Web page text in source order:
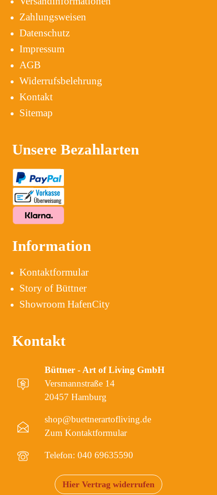
Zahlungsweisen
Datenschutz
Impressum
AGB
Widerrufsbelehrung
Kontakt
Sitemap
Unsere Bezahlarten
Information
Kontaktformular
Story of Büttner
Showroom HafenCity
Kontakt
Büttner - Art of Living GmbH
Versmannstraße 14
20457 Hamburg
shop@buettnerartofliving.de
Zum Kontaktformular
Telefon: 040 69635590
Hier Vertrag widerrufen